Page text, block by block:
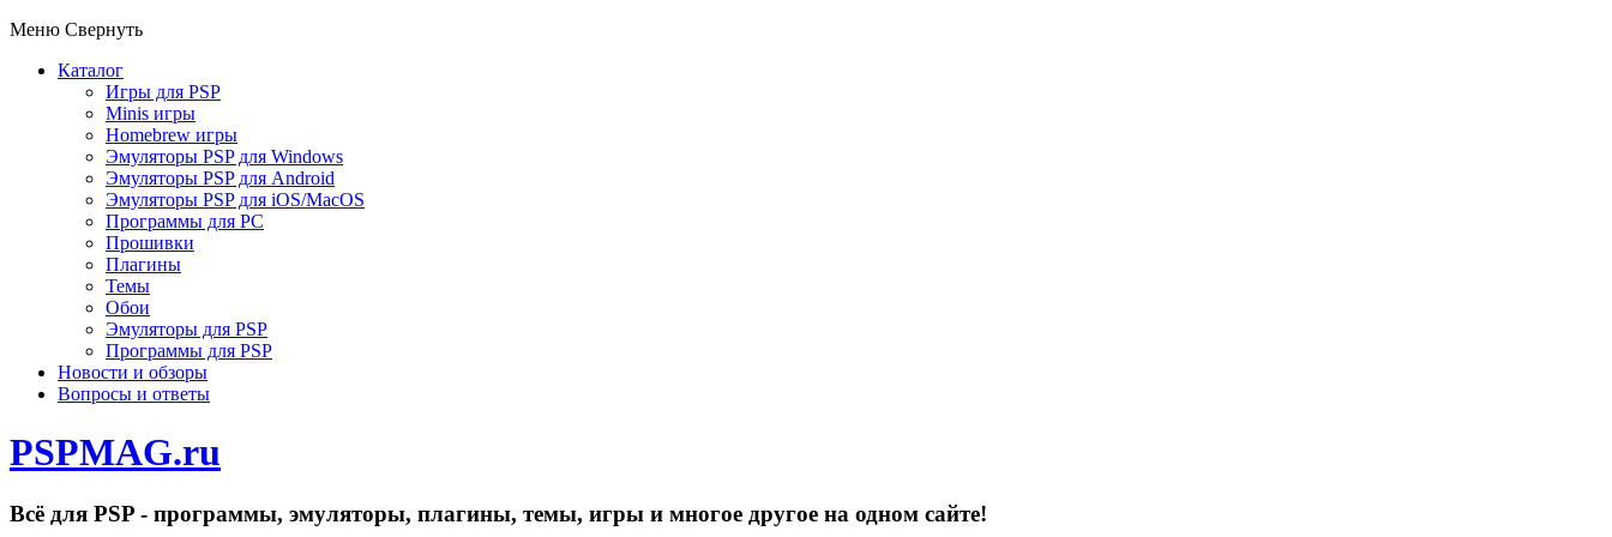
Меню Свернуть
Каталог
Игры для PSP
Minis игры
Homebrew игры
Эмуляторы PSP для Windows
Эмуляторы PSP для Android
Эмуляторы PSP для iOS/MacOS
Программы для PC
Прошивки
Плагины
Темы
Обои
Эмуляторы для PSP
Программы для PSP
Новости и обзоры
Вопросы и ответы
PSPMAG.ru
Всё для PSP - программы, эмуляторы, плагины, темы, игры и многое другое на одном сайте!